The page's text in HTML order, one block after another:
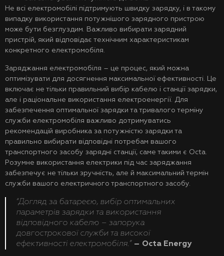
Не всі електромобілі підтримують швидку зарядку, і в такому
випадку використання потужнішого зарядного пристрою
може бути безглуздим. Важливо вибирати зарядний
пристрій, який відповідає технічним характеристикам
конкретного електромобіля.
Заряджання електромобіля – це процес, який можна
оптимізувати для досягнення максимальної ефективності. Це
включає не тільки правильний вибір кабелю і станції зарядки,
але і раціональне використання електроенергії. Для
забезпечення оптимальної зарядки та тривалого терміну
служби електромобіля важливо дотримуватись
рекомендацій виробника за потужністю зарядки та
правильно вибирати відповідні потребам вашого
транспортного засобу зарядні станції, саме такими є Octa.
Розумне використання електрики під час заряджання
забезпечує не тільки зручність, але й максимальний термін
служби вашого електричного транспортного засобу.
“Догляд за батареєю, вибір оптимальних
параметрів зарядки та використання
відповідного кабелю – запорука
довгострокової служби та високої
ефективності електромобіля.” – Octa Energy